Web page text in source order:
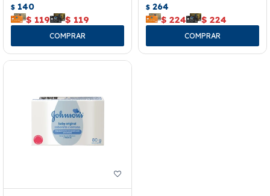
$ 140
$ 119 $ 119
$ 264
$ 224 $ 224